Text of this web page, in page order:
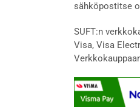
sähköpostitse
SUFT:n
Visa, Visa